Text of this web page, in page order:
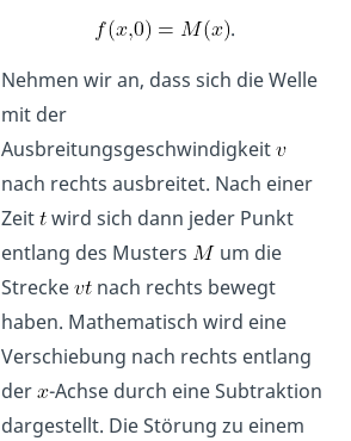
.
Nehmen wir an, dass sich die Welle
mit der
Ausbreitungsgeschwindigkeit
nach rechts ausbreitet. Nach einer
Zeit wird sich dann jeder Punkt
entlang des Musters
um die
Strecke
nach rechts bewegt
haben. Mathematisch wird eine
Verschiebung nach rechts entlang
der -Achse durch eine Subtraktion
dargestellt. Die Störung zu einem